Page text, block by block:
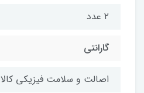
۲ عدد
گارانتی
اصالت و سلامت فیزیکی کالا